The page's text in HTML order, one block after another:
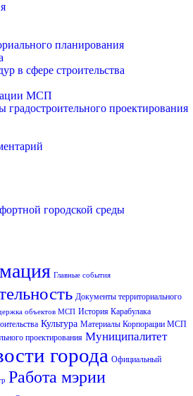
планирования
в сфере строительства
МСП
проектирования
городской среды
Главные события
Документы территориального
объектов МСП История Карабулака
Культура Материалы Корпорации МСП
проектирования Муниципалитет
города Официальный
Работа мэрии